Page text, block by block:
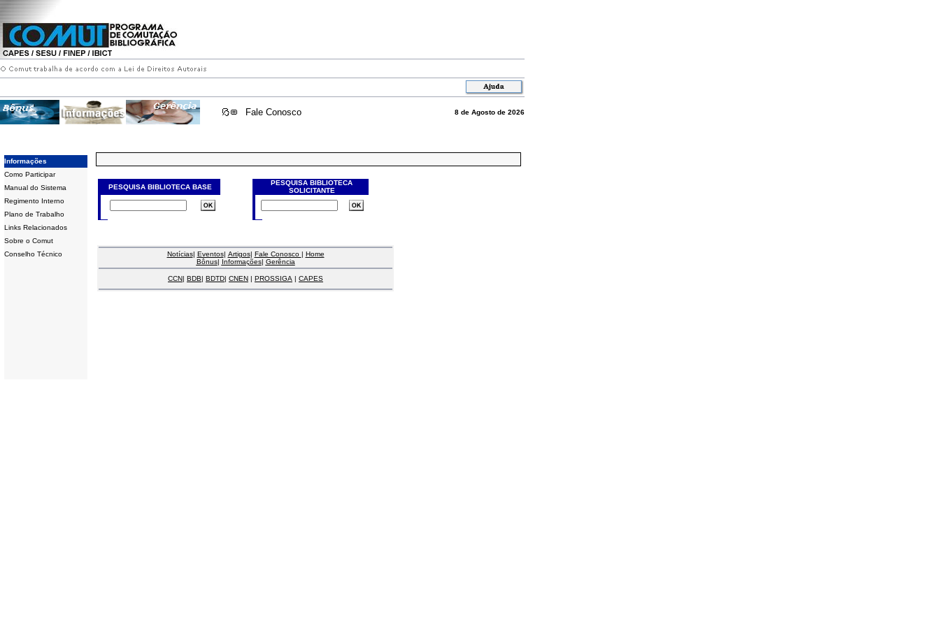
Fale Conosco 8 de Agosto de 2026
Informações
Como Participar
Manual do Sistema
Regimento Interno
Plano de Trabalho
Links Relacionados
Sobre o Comut
Conselho Técnico
PESQUISA BIBLIOTECA BASE
PESQUISA BIBLIOTECA
SOLICITANTE
Notícias| Eventos| Artigos| Fale Conosco | Home
Bônus| Informações| Gerência
CCN| BDB| BDTD| CNEN | PROSSIGA | CAPES